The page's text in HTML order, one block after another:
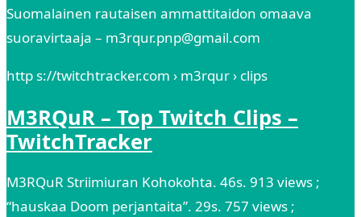
Suomalainen rautaisen ammattitaidon omaava
suoravirtaaja – m3rqur.pnp@gmail.com
http s://twitchtracker.com › m3rqur › clips
M3RQuR – Top Twitch Clips –
TwitchTracker
M3RQuR Striimiuran Kohokohta. 46s. 913 views ;
“hauskaa Doom perjantaita”. 29s. 757 views ;